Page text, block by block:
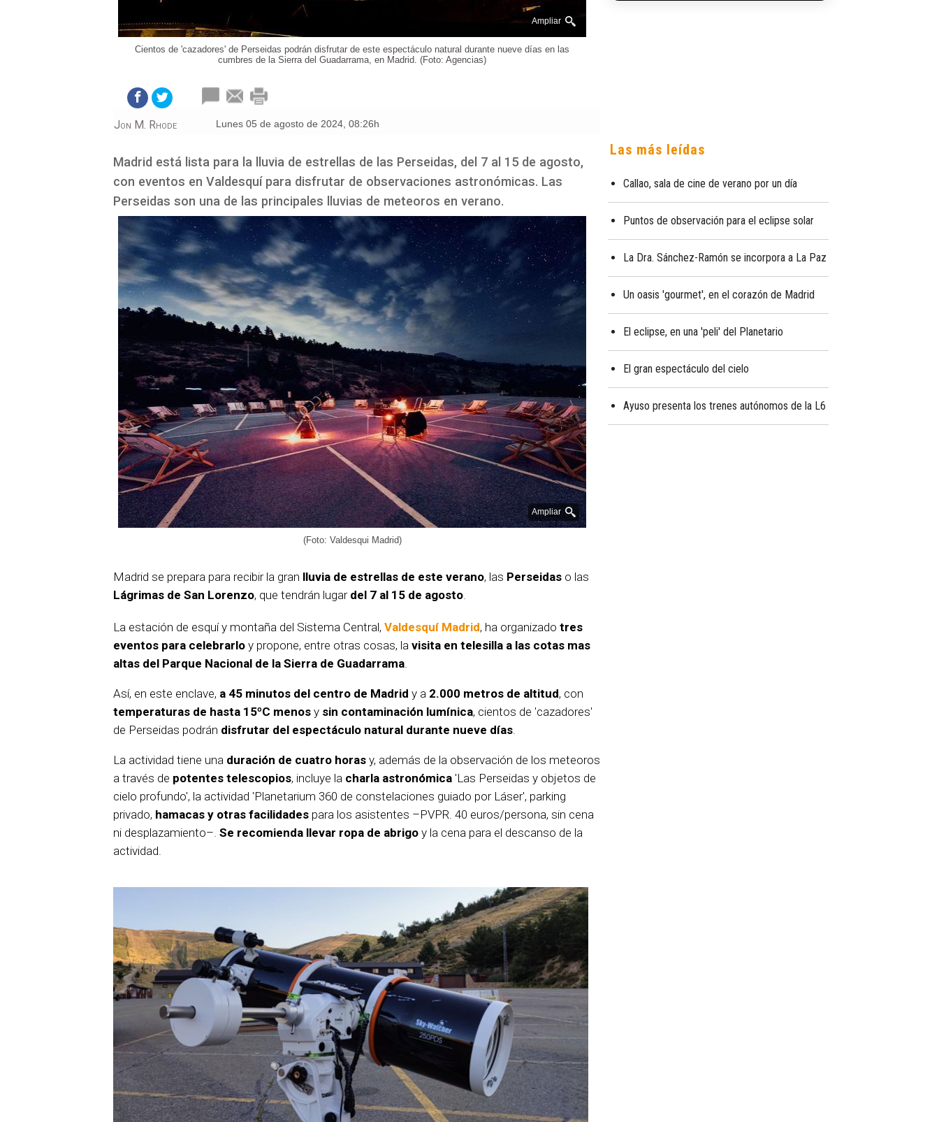
Ampliar
Cientos de 'cazadores' de Perseidas podrán disfrutar de este espectáculo natural durante nueve días en las
cumbres de la Sierra del Guadarrama, en Madrid. (Foto: Agencias)
lunes 05 de agosto de 2024, 08:26h
Jon M. Rhode
Madrid está lista para la lluvia de estrellas de las Perseidas, del 7 al 15 de agosto,
con eventos en Valdesquí para disfrutar de observaciones astronómicas. Las
Perseidas son una de las principales lluvias de meteoros en verano.
Ampliar
(Foto: Valdesqui Madrid)
Madrid se prepara para recibir la gran lluvia de estrellas de este verano, las Perseidas o las
Lágrimas de San Lorenzo, que tendrán lugar del 7 al 15 de agosto.
La estación de esquí y montaña del Sistema Central, Valdesquí Madrid, ha organizado tres
eventos para celebrarlo y propone, entre otras cosas, la visita en telesilla a las cotas mas
altas del Parque Nacional de la Sierra de Guadarrama.
Así, en este enclave, a 45 minutos del centro de Madrid y a 2.000 metros de altitud, con
temperaturas de hasta 15ºC menos y sin contaminación lumínica, cientos de 'cazadores'
de Perseidas podrán disfrutar del espectáculo natural durante nueve días.
La actividad tiene una duración de cuatro horas y, además de la observación de los meteoros
a través de potentes telescopios, incluye la charla astronómica 'Las Perseidas y objetos de
cielo profundo', la actividad 'Planetarium 360 de constelaciones guiado por Láser', parking
privado, hamacas y otras facilidades para los asistentes –PVPR. 40 euros/persona, sin cena
ni desplazamiento–. Se recomienda llevar ropa de abrigo y la cena para el descanso de la
actividad.
Las más leídas
Callao, sala de cine de verano por un día
Puntos de observación para el eclipse solar
La Dra. Sánchez-Ramón se incorpora a La Paz
Un oasis 'gourmet', en el corazón de Madrid
El eclipse, en una 'peli' del Planetario
El gran espectáculo del cielo
Ayuso presenta los trenes autónomos de la L6